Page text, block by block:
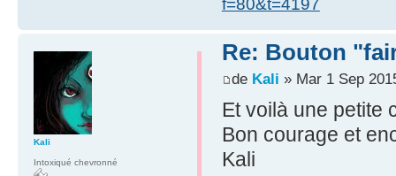
f=80&t=4197
Re: Bouton
de Kali » Mar 1 Sep
Et voilà une petite
Bon courage et
Kali
Kali
Intoxiqué chevronné